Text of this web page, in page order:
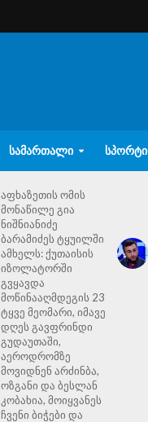
ᲡᲐᲛᲐᲠᲗᲐᲚᲘ ᲡᲞᲝᲠᲢᲘ
აფხაზეთის ომის
მონაწილე გია
ნიშნიანიძე
ბარამიძეს ტყუილში
ამხელს: ქუთაისის
იზოლატორში
გვყავდა
მოწინააღმდეგის 23
ტყვე მეომარი, იმავე
დღეს გავფრინდი
გუდაუთაში,
აეროდრომზე
მოვიდნენ არძინბა,
ოზგანი და ბესლან
კობახია, მოიყვანეს
ჩვენი ბიჭები და